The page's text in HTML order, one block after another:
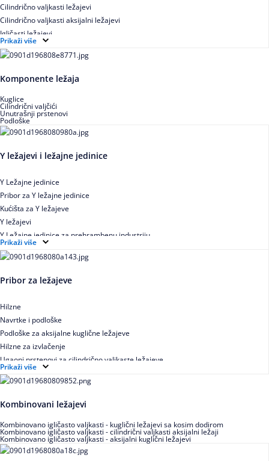
Cilindrično valjkasti ležajevi
Cilindrično valjkasti aksijalni ležajevi
Igličasti ležajevi
Igličasti aksijalni ležajevi
Buričasti ležajevi
Buričasti zaptiveni ležajevi
Buričasti aksijalni ležajevi
Prikaži više
Komponente ležaja
Kuglice
Cilindrični valjčići
Unutrašnji prstenovi
Podloške
Y ležajevi i ležajne jedinice
Y Ležajne jedinice
Pribor za Y ležajne jedinice
Kućišta za Y ležajeve
Y ležajevi
Y Ležajne jedinice za prehrambenu industriju
Ležajne jedinice sa valjkastim ležajevima
Prikaži više
Pribor za ležajeve
Hilzne
Navrtke i podloške
Podloške za aksijalne kuglične ležajeve
Hilzne za izvlačenje
Ugaoni prstenovi za cilindrično valjkaste ležajeve
Prikaži više
Kombinovani ležajevi
Kombinovano igličasto valjkasti - kuglični ležajevi sa kosim dodirom
Kombinovano igličasto valjkasti - cilindrični valjkasti aksijalni ležaji
Kombinovano igličasto valjkasti - aksijalni kuglični ležajevi